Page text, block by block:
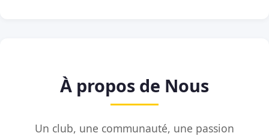
À propos de Nous
Un club, une communauté, une passion